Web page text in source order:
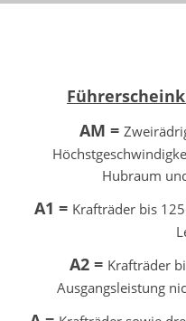
AM =
Hubraum
A1 = Krafträder bis
A2 = Krafträder
Ausgangsleistung